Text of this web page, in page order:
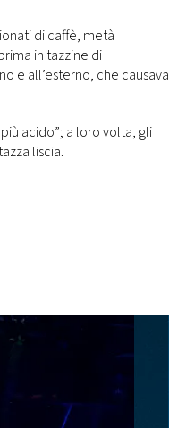
di caffè, metà
in tazzine di
e all’esterno, che causava
acido”; a loro volta, gli
liscia.